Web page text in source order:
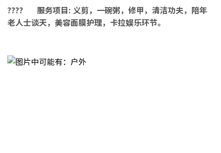
???? 服务项目: 义剪， 一碗粥，修甲，清洁功夫，陪年
老人士谈天，美容面膜护理，卡拉娱乐环节。